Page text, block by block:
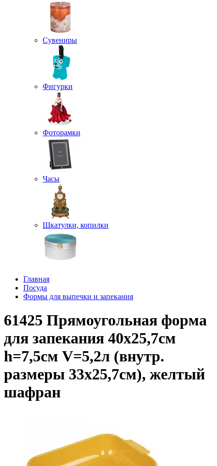
Сувениры
Фигурки
Фоторамки
Часы
Шкатулки, копилки
Главная
Посуда
Формы для выпечки и запекания
61425 Прямоугольная форма
для запекания 40х25,7см
h=7,5см V=5,2л (внутр.
размеры 33х25,7см), желтый
шафран